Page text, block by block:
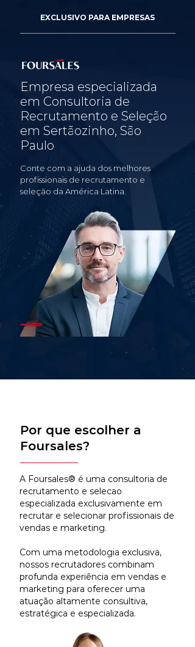
EXCLUSIVO PARA EMPRESAS
Empresa especializada
em Consultoria de
Recrutamento e Seleção
em Sertãozinho, São
Paulo
Conte com a ajuda dos melhores
profissionais de recrutamento e
seleção da América Latina.
Por que escolher a
Foursales?
A Foursales® é uma consultoria de
recrutamento e selecao
especializada exclusivamente em
recrutar e selecionar profissionais de
vendas e marketing.
Com uma metodologia exclusiva,
nossos recrutadores combinam
profunda experiência em vendas e
marketing para oferecer uma
atuação altamente consultiva,
estratégica e especializada.